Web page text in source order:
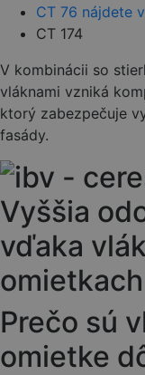
CT 76 nájdete
CT 174
V kombinácii so
vláknami vzniká
ktorý zabezpečuje
fasády.
Prečo sú
omietke